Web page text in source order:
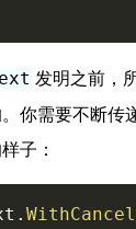
发明之前，
你需要不断
子：
. WithCancel